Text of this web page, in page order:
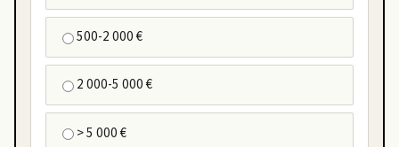
500-2 000 €
2 000-5 000 €
> 5 000 €